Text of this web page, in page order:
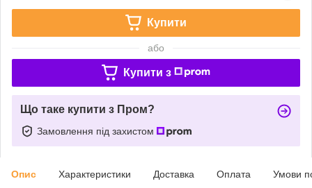
Купити
або
Купити з
Що таке купити з Пром?
Замовлення під захистом
Опис Характеристики Доставка Оплата Умови